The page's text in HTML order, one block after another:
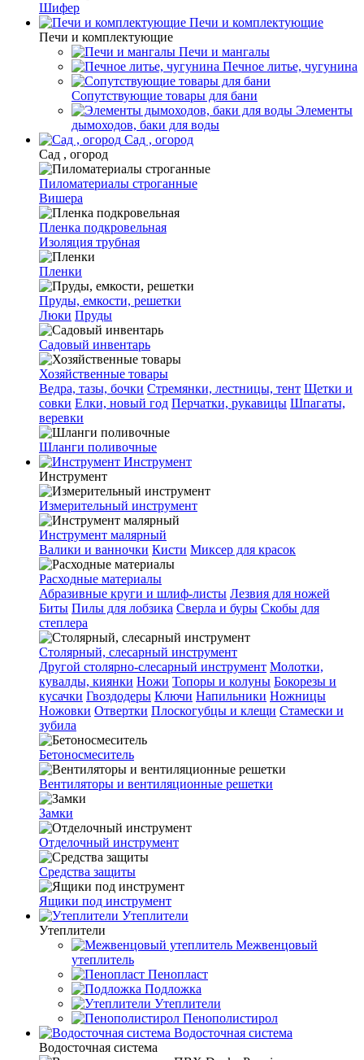
Шифер
Печи и комплектующие
Печи и комплектующие
Печи и мангалы
Печное литье, чугунина
Сопутствующие товары для бани
Элементы
дымоходов, баки для воды
Сад , огород
Сад , огород
Пиломатериалы строганные
Вишера
Пленка подкровельная
Изоляция трубная
Пленки
Пруды, емкости, решетки
Люки Пруды
Садовый инвентарь
Хозяйственные товары
Ведра, тазы, бочки Стремянки, лестницы, тент Щетки и
совки Елки, новый год Перчатки, рукавицы Шпагаты,
веревки
Шланги поливочные
Инструмент
Инструмент
Измерительный инструмент
Инструмент малярный
Валики и ванночки Кисти Миксер для красок
Расходные материалы
Абразивные круги и шлиф-листы Лезвия для ножей
Биты Пилы для лобзика Сверла и буры Скобы для
степлера
Столярный, слесарный инструмент
Другой столярно-слесарный инструмент Молотки,
кувалды, киянки Ножи Топоры и колуны Бокорезы и
кусачки Гвоздодеры Ключи Напильники Ножницы
Ножовки Отвертки Плоскогубцы и клещи Стамески и
зубила
Бетоносмеситель
Вентиляторы и вентиляционные решетки
Замки
Отделочный инструмент
Средства защиты
Ящики под инструмент
Утеплители
Утеплители
Межвенцовый
утеплитель
Пенопласт
Подложка
Утеплители
Пенополистирол
Водосточная система
Водосточная система